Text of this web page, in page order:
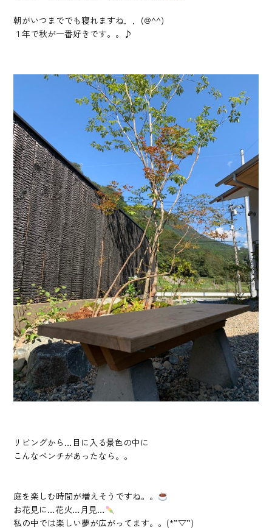
朝がいつまででも寝れますね．．(@^^)
１年で秋が一番好きです。。♪
リビングから…目に入る景色の中に
こんなベンチがあったなら。。
庭を楽しむ時間が増えそうですね。。
お花見に…花火…月見…
私の中では楽しい夢が広がってます。。(*”▽”)